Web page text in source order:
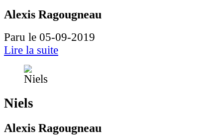
Alexis Ragougneau
Paru le 05-09-2019
Lire la suite
Niels
Alexis Ragougneau